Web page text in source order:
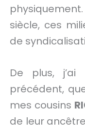
physiquement.
siècle, ces
de
De plus,
précédent,
mes cousins
de leur